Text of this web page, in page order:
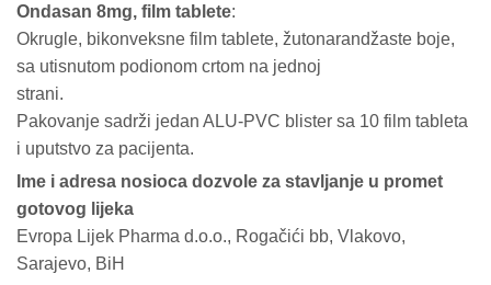
Ondasan 8mg, film tablete:
Okrugle, bikonveksne film tablete, žutonarandžaste boje,
sa utisnutom podionom crtom na jednoj
strani.
Pakovanje sadrži jedan ALU-PVC blister sa 10 film tableta
i uputstvo za pacijenta.
Ime i adresa nosioca dozvole za stavljanje u promet
gotovog lijeka
Evropa Lijek Pharma d.o.o., Rogačići bb, Vlakovo,
Sarajevo, BiH